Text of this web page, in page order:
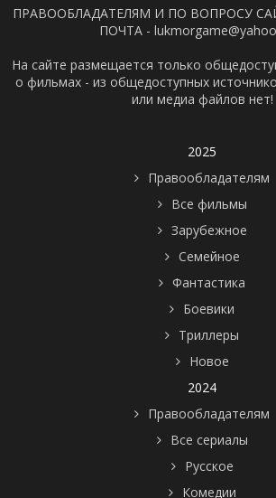
ПРАВООБЛАДАТЕЛЯМ И ПО ВОПРОСУ
ПОЧТА -
На сайте размещается только
о фильмах - из общедоступных
или медиа файлов нет!
2025
Правообладателям
Все фильмы
Зарубежное
Семейное
Фантастика
Боевики
Триллеры
Новое
2024
Правообладателям
Все сериалы
Русское
Комедии